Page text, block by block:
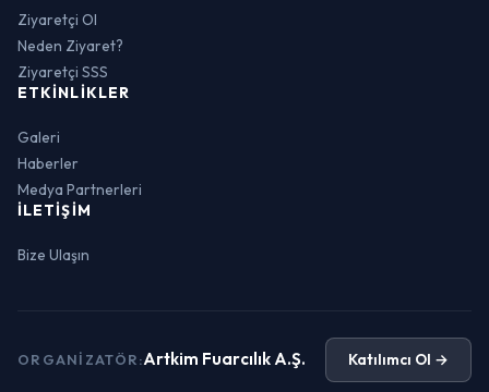
Ziyaretçi Ol
Neden Ziyaret?
Ziyaretçi SSS
ETKINLIKLER
Galeri
Haberler
Medya Partnerleri
İLETIŞIM
Bize Ulaşın
ORGANIZATÖR:Artkim Fuarcılık A.Ş. Katılımcı Ol →